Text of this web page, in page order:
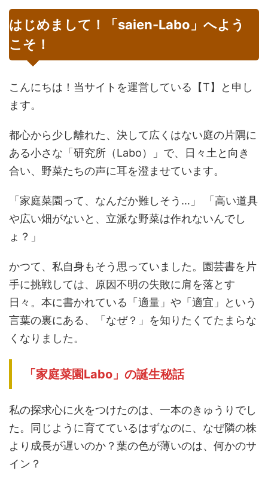
はじめまして！「saien-Labo」へよう
こそ！
こんにちは！当サイトを運営している【T】と申し
ます。
都心から少し離れた、決して広くはない庭の片隅に
ある小さな「研究所（Labo）」で、日々土と向き
合い、野菜たちの声に耳を澄ませています。
「家庭菜園って、なんだか難しそう…」 「高い道具
や広い畑がないと、立派な野菜は作れないんでし
ょ？」
かつて、私自身もそう思っていました。園芸書を片
手に挑戦しては、原因不明の失敗に肩を落とす
日々。本に書かれている「適量」や「適宜」という
言葉の裏にある、「なぜ？」を知りたくてたまらな
くなりました。
「家庭菜園Labo」の誕生秘話
私の探求心に火をつけたのは、一本のきゅうりでし
た。同じように育てているはずなのに、なぜ隣の株
より成長が遅いのか？葉の色が薄いのは、何かのサ
イン？